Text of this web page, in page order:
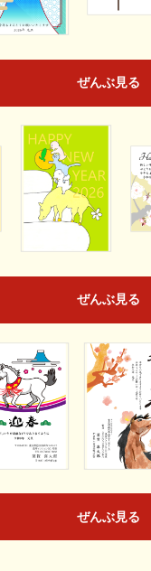
ぜんぶ見る
ぜんぶ見る
ぜんぶ見る